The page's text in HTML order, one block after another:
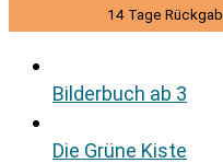
14 Tage
Bilderbuch ab 3
Die Grüne Kiste